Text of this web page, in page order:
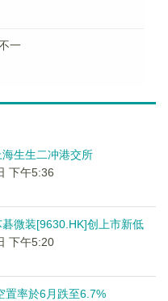
一
海生生二冲港交所
下午5:36
碁微装[9630.HK]创上市新低
下午5:20
置率於6月跌至6.7%